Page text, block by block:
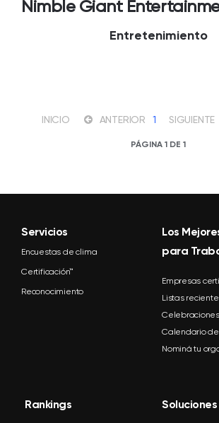
Nimble Giant
Entretenimiento
INICIO ANTERIOR 1 SIGUIENTE
PÁGINA 1 DE 1
Servicios
Encuestas de clima
Certificación™
Reconocimiento
Los
para
Empresas
Listas
Celebraciones
Calendario
Nominá tu
Rankings Soluciones